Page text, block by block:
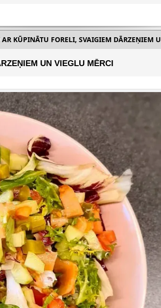
AR KŪPINĀTU FORELI, SVAIGIEM DĀRZEŅIEM
UN VIEGLU MĒRCI